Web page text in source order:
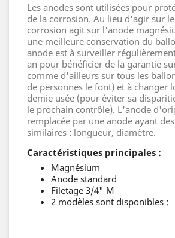
Les anodes sont utilisées pour
de la corrosion. Au lieu d'agir sur
corrosion agit sur l'anode
une meilleure conservation du
anode est à surveiller
an pour bénéficier de la garantie
comme d'ailleurs sur tous les
de personnes le font) et à changer
demie usée (pour éviter sa
le prochain contrôle). L'anode
remplacée par une anode ayant
similaires : longueur, diamètre.
Caractéristiques principales :
Magnésium
Anode standard
Filetage 3/4" M
2 modèles sont disponibles :